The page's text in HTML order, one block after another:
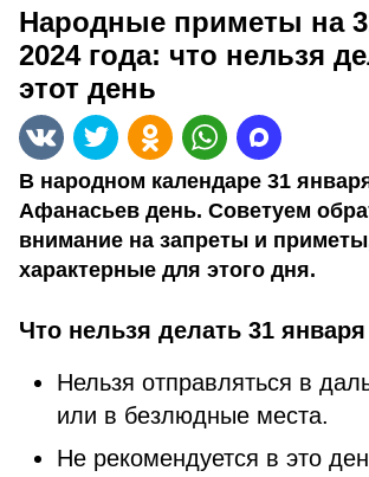
Народные приметы на
2024 года: что нельзя
этот день
В народном календаре 31
Афанасьев день. Советуем
внимание на запреты и
характерные для этого дня.
Что нельзя делать 31 января
Нельзя отправляться в
или в безлюдные места.
Не рекомендуется в это